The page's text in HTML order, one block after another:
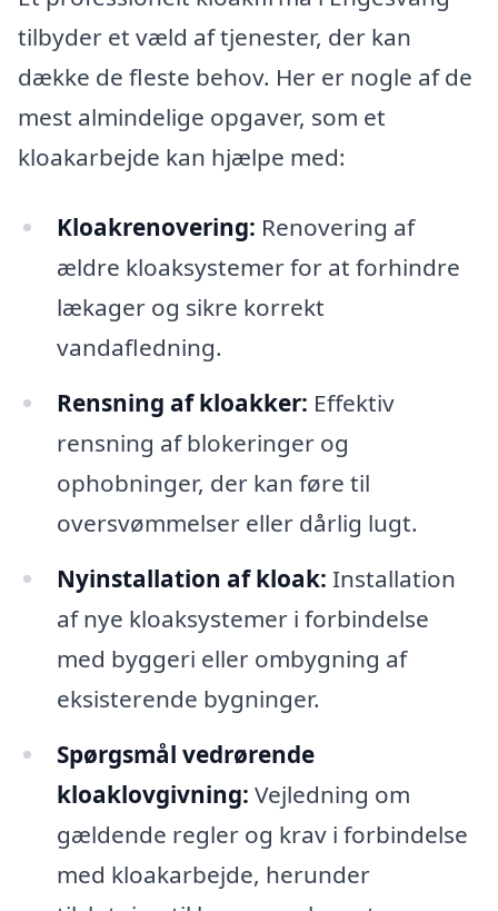
tilbyder et væld af tjenester, der kan
dække de fleste behov. Her er nogle af de
mest almindelige opgaver, som et
kloakarbejde kan hjælpe med:
Kloakrenovering: Renovering af
ældre kloaksystemer for at forhindre
lækager og sikre korrekt
vandafledning.
Rensning af kloakker: Effektiv
rensning af blokeringer og
ophobninger, der kan føre til
oversvømmelser eller dårlig lugt.
Nyinstallation af kloak: Installation
af nye kloaksystemer i forbindelse
med byggeri eller ombygning af
eksisterende bygninger.
Spørgsmål vedrørende
kloaklovgivning: Vejledning om
gældende regler og krav i forbindelse
med kloakarbejde, herunder